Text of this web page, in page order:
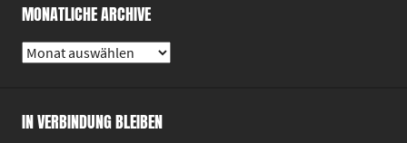
MONATLICHE ARCHIVE
Monatliche
IN VERBINDUNG BLEIBEN